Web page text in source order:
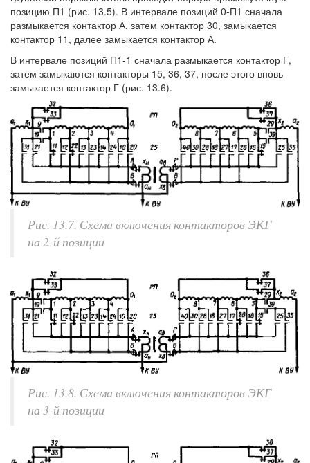
позицию П1 (рис. 13.5). В интервале позиций 0-П1 сначала
размыкается контактор А, затем контактор 30, замыкается
контактор 11, далее замыкается контактор А.
В интервале позиций П1-1 сначала размыкается контактор Г,
затем замыкаются контакторы 15, 36, 37, после этого вновь
замыкается контактор Г (рис. 13.6).
Рис. 13.7. Схема включения контакторов ЭКГ
на 2-й позиции
Рис. 13.8. Схема включения контакторов ЭКГ
на 3-й позиции